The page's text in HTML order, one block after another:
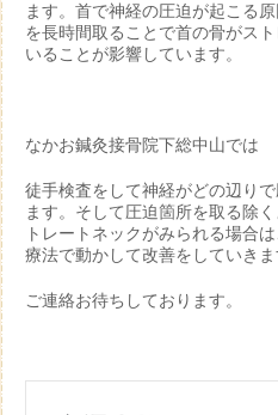
ます。首で神経の圧迫が起こる
を長時間取ることで首の骨がス
いることが影響しています。
なかお鍼灸接骨院下総中山では
徒手検査をして神経がどの辺り
ます。そして圧迫箇所を取る除
トレートネックがみられる場合
療法で動かして改善をしていきま
ご連絡お待ちしております。